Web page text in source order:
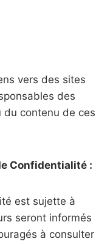
vers des sites
des
contenu de ces
Confidentialité :
est sujette à
seront informés
à consulter